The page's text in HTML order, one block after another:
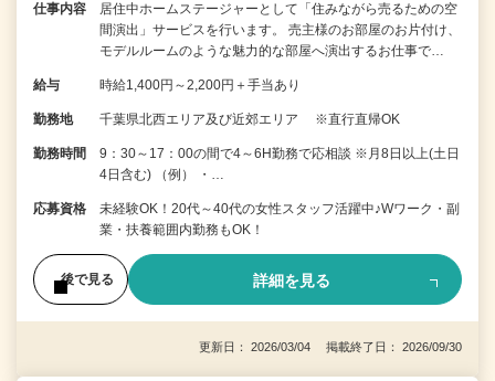
仕事内容
居住中ホームステージャーとして「住みながら売るための空
間演出」サービスを行います。 売主様のお部屋のお片付け、
モデルルームのような魅力的な部屋へ演出するお仕事で…
給与 時給1,400円～2,200円＋手当あり
勤務地 千葉県北西エリア及び近郊エリア ※直行直帰OK
勤務時間
9：30～17：00の間で4～6H勤務で応相談 ※月8日以上(土日
4日含む) （例） ・…
応募資格
未経験OK！20代～40代の女性スタッフ活躍中♪Wワーク・副
業・扶養範囲内勤務もOK！
後で見る 詳細を見る
更新日： 2026/03/04 掲載終了日： 2026/09/30